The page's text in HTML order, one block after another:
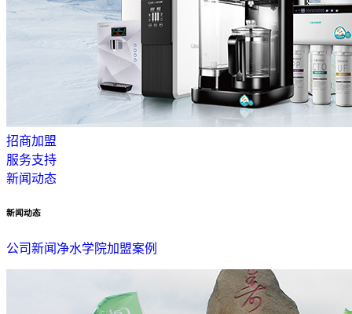
招商加盟
服务支持
新闻动态
新闻动态
公司新闻 净水学院加盟案例